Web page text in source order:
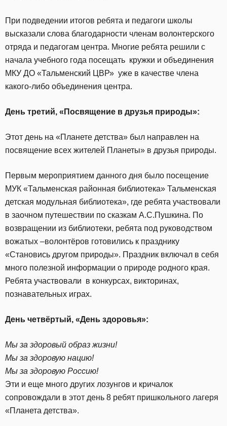
При подведении итогов ребята и педагоги школы
высказали слова благодарности членам волонтерского
отряда и педагогам центра. Многие ребята решили с
начала учебного года посещать кружки и объединения
МКУ ДО «Тальменский ЦВР» уже в качестве члена
какого-либо объединения центра.
День третий, «Посвящение в друзья природы»:
Этот день на «Планете детства» был направлен на
посвящение всех жителей Планеты» в друзья природы.
Первым мероприятием данного дня было посещение
МУК «Тальменская районная библиотека» Тальменская
детская модульная библиотека», где ребята участвовали
в заочном путешествии по сказкам А.С.Пушкина. По
возвращении из библиотеки, ребята под руководством
вожатых –волонтёров готовились к празднику
«Становись другом природы». Праздник включал в себя
много полезной информации о природе родного края.
Ребята участвовали в конкурсах, викторинах,
познавательных играх.
День четвёртый, «День здоровья»:
Мы за здоровый образ жизни!
Мы за здоровую нацию!
Мы за здоровую Россию!
Эти и еще много других лозунгов и кричалок
сопровождали в этот день 8 ребят пришкольного лагеря
«Планета детства».